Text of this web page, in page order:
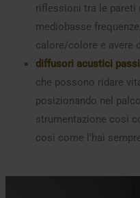
riflessioni tra le pareti
mediobasse
calore/colore e avere
diffusori acustici
che possono ridare
posizionando nel
strumentazione così
così come l’hai